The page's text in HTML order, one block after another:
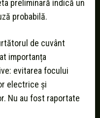
preliminară indică un
probabilă.
de cuvânt
importanța
evitarea focului
electrice și
Nu au fost raportate